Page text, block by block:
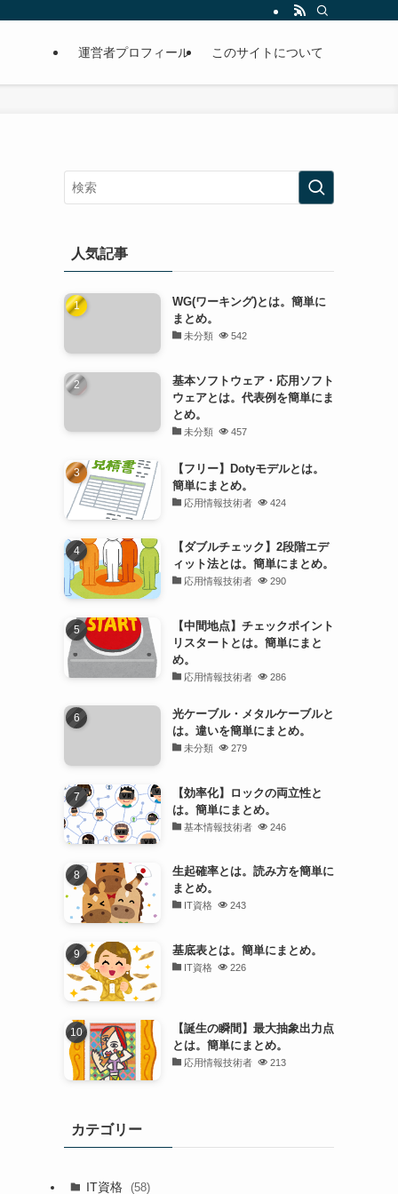
運営者プロフィール このサイトについて
人気記事
WG(ワーキング)とは。簡単に
まとめ。
未分類 542
基本ソフトウェア・応用ソフト
ウェアとは。代表例を簡単にま
とめ。
未分類 457
【フリー】Dotyモデルとは。
簡単にまとめ。
応用情報技術者 424
【ダブルチェック】2段階エデ
ィット法とは。簡単にまとめ。
応用情報技術者 290
【中間地点】チェックポイント
リスタートとは。簡単にまと
め。
応用情報技術者 286
光ケーブル・メタルケーブルと
は。違いを簡単にまとめ。
未分類 279
【効率化】ロックの両立性と
は。簡単にまとめ。
基本情報技術者 246
生起確率とは。読み方を簡単に
まとめ。
IT資格 243
基底表とは。簡単にまとめ。
IT資格 226
【誕生の瞬間】最大抽象出力点
とは。簡単にまとめ。
応用情報技術者 213
カテゴリー
IT資格 (58)